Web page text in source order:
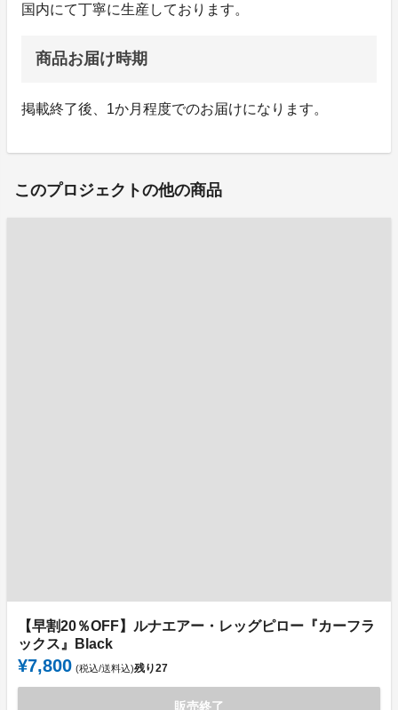
国内にて丁寧に生産しております。
商品お届け時期
掲載終了後、1か月程度でのお届けになります。
このプロジェクトの他の商品
【早割20％OFF】ルナエアー・レッグピロー『カーフラ
ックス』Black
¥7,800 (税込/送料込)残り27
販売終了